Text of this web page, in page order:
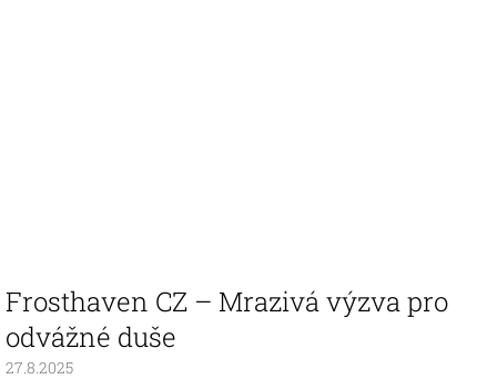
Frosthaven CZ – Mrazivá výzva pro
odvážné duše
27.8.2025